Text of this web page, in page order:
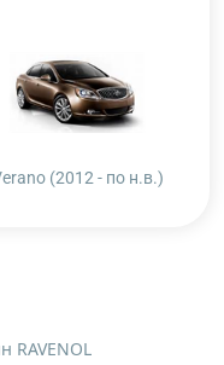
(2012 - по н.в.)
RAVENOL